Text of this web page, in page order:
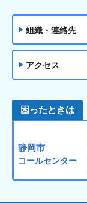
組織・連絡先
アクセス
困ったときは
静岡市
コールセンター